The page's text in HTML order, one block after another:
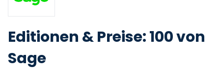
Editionen & Preise: 100 von
Sage